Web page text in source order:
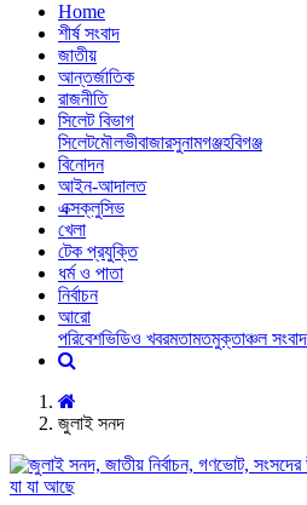
Home
শীর্ষ সংবাদ
জাতীয়
আন্তর্জাতিক
রাজনীতি
সিলেট বিভাগ
সিলেটমৌলভীবাজারসুনামগঞ্জহবিগঞ্জ
বিনোদন
আইন-আদালত
এক্সক্লুসিভ
খেলা
টেক প্রযুক্তি
ধর্ম ও পাতা
নির্বাচন
আরো
পরিবেশভিডিও খবরমতামতমুক্তাঞ্চল সংবাদ
জুলাই সনদ